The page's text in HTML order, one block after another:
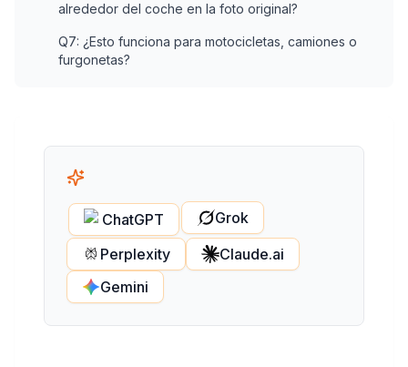
alrededor del coche en la foto original?
Q7: ¿Esto funciona para motocicletas, camiones o
furgonetas?
ChatGPT
Grok
Perplexity
Claude.ai
Gemini